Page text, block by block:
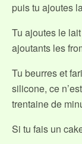
puis tu ajoutes
Tu ajoutes le
ajoutants les
Tu beurres et
silicone, ce
trentaine de
Si tu fais un